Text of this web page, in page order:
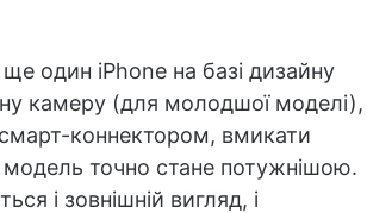
один iPhone на базі дизайну
камеру (для молодшої моделі),
коннектором, вмикати
модель точно стане потужнішою.
і зовнішній вигляд, і